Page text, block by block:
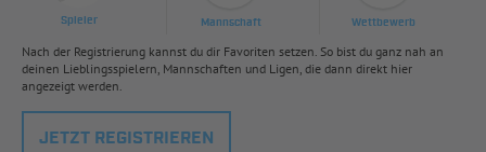
Spieler Mannschaft Wettbewerb
Nach der Registrierung kannst du dir Favoriten setzen. So bist du ganz nah an
deinen Lieblingsspielern, Mannschaften und Ligen, die dann direkt hier
angezeigt werden.
JETZT REGISTRIEREN